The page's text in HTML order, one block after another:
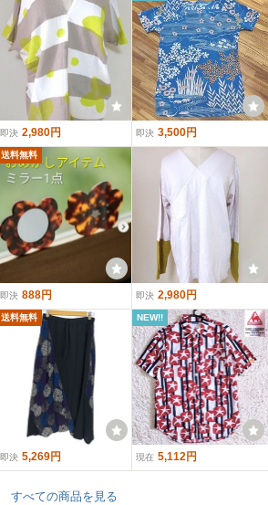
即決 2,980円 即決 3,500円
送料無料
即決 888円 即決 2,980円
送料無料
即決 5,269円
NEW!!
現在 5,112円
すべての商品を見る